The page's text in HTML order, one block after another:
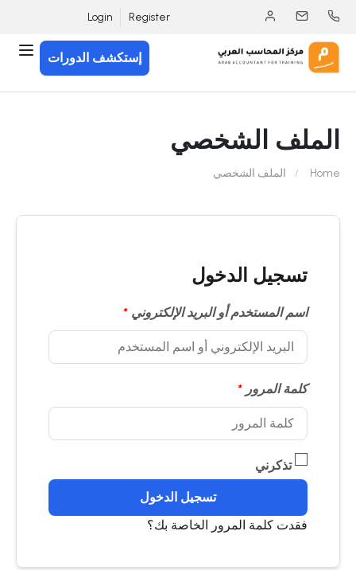
Register
Login
إستكشف الدورات
الملف الشخصي
Home الملف الشخصي
تسجيل الدخول
اسم المستخدم أو البريد الإلكتروني *
كلمة المرور *
تذكرني
تسجيل الدخول
فقدت كلمة المرور الخاصة بك؟